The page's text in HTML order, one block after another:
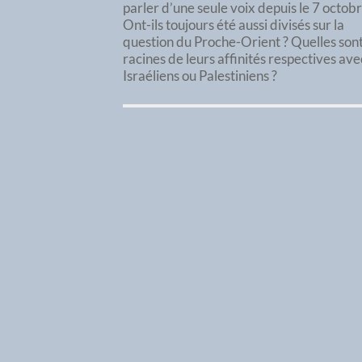
parler d’une seule voix depuis le 7
Ont-ils toujours été aussi divisés sur la
question du Proche-Orient ? Quelles
racines de leurs affinités respectives
Israéliens ou Palestiniens ?